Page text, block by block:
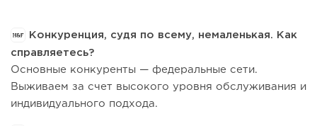
Конкуренция, судя по всему, немаленькая. Как
справляетесь?
Основные конкуренты — федеральные сети.
Выживаем за счет высокого уровня обслуживания и
индивидуального подхода.